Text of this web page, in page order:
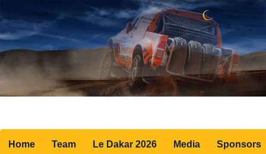
Home Team Le Dakar 2026 Media Sponsors